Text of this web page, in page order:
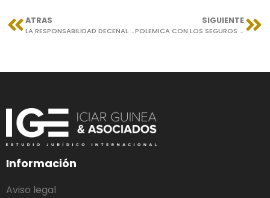
ATRAS
LA RESPONSABILIDAD DECENAL POR DEFECTOS ESTRUCTURALES EN LA CONSTRUCCION
SIGUIENTE
POLEMICA CON LOS SEGUROS DE VIDA Y EL COVID 19
Información
Aviso legal